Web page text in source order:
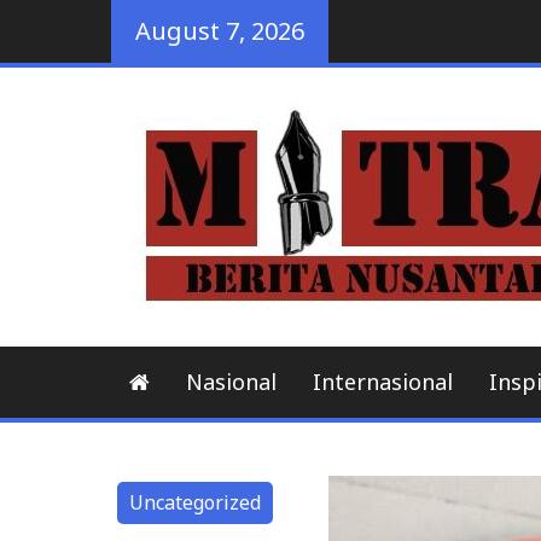
August 7, 2026
Nasional Internasional
Uncategorized